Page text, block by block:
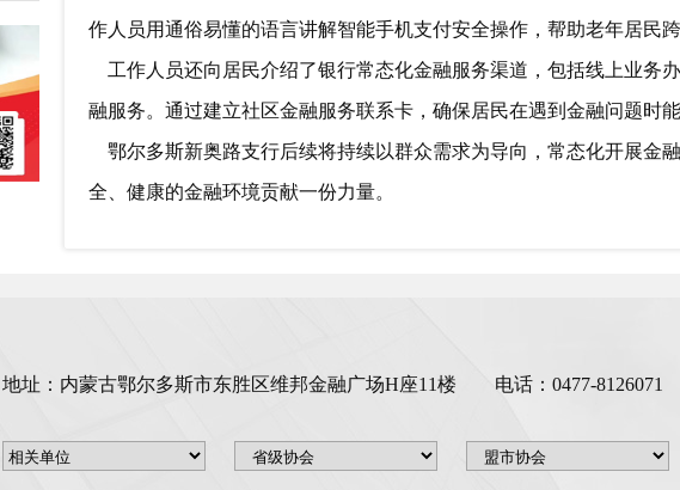
作人员用通俗易懂的语言讲解智能手机支付安全操作，帮助老年居民
工作人员还向居民介绍了银行常态化金融服务渠道，包括线上业务
融服务。通过建立社区金融服务联系卡，确保居民在遇到金融问题时
鄂尔多斯新奥路支行后续将持续以群众需求为导向，常态化开展金
全、健康的金融环境贡献一份力量。
地址：内蒙古鄂尔多斯市东胜区维邦金融广场H座11楼 电话：0477-8126071